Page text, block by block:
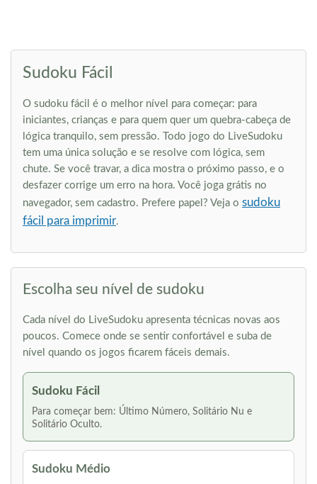
Sudoku Fácil
O sudoku fácil é o melhor nível para começar: para
iniciantes, crianças e para quem quer um quebra-cabeça de
lógica tranquilo, sem pressão. Todo jogo do LiveSudoku
tem uma única solução e se resolve com lógica, sem
chute. Se você travar, a dica mostra o próximo passo, e o
desfazer corrige um erro na hora. Você joga grátis no
navegador, sem cadastro. Prefere papel? Veja o sudoku
fácil para imprimir.
Escolha seu nível de sudoku
Cada nível do LiveSudoku apresenta técnicas novas aos
poucos. Comece onde se sentir confortável e suba de
nível quando os jogos ficarem fáceis demais.
Sudoku Fácil
Para começar bem: Último Número, Solitário Nu e
Solitário Oculto.
Sudoku Médio